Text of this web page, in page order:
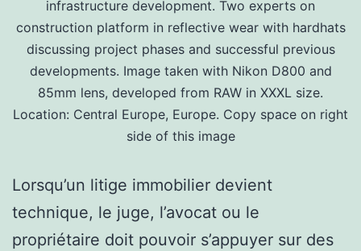
infrastructure development. Two experts on
construction platform in reflective wear with hardhats
discussing project phases and successful previous
developments. Image taken with Nikon D800 and
85mm lens, developed from RAW in XXXL size.
Location: Central Europe, Europe. Copy space on right
side of this image
Lorsqu’un litige immobilier devient
technique, le juge, l’avocat ou le
propriétaire doit pouvoir s’appuyer sur des